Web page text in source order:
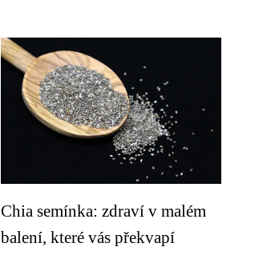
Chia semínka: zdraví v malém
balení, které vás překvapí